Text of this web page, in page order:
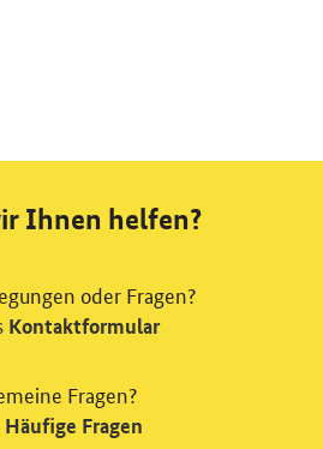
Ihnen helfen?
oder Fragen?
Kontaktformular
Fragen?
Häufige Fragen